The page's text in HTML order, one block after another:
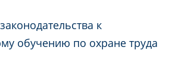
к
обучению по охране труда